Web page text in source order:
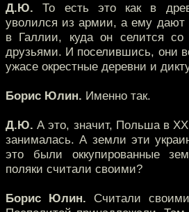
Д.Ю. То есть это как в
уволился из армии, а ему
в Галлии, куда он селится
друзьями. И поселившись, они
ужасе окрестные деревни и
Борис Юлин. Именно так.
Д.Ю. А это, значит, Польша в
занималась. А земли эти
это были оккупированные
поляки считали своими?
Борис Юлин. Считали